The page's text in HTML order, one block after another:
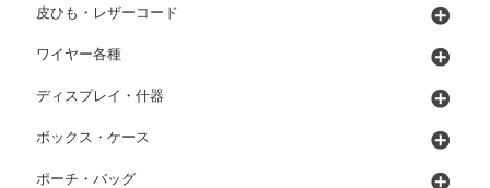
皮ひも・レザーコード
ワイヤー各種
ディスプレイ・什器
ボックス・ケース
ポーチ・バッグ